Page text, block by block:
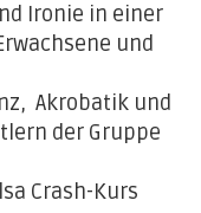
Ironie in einer
und
Akrobatik und
der Gruppe
Crash-Kurs